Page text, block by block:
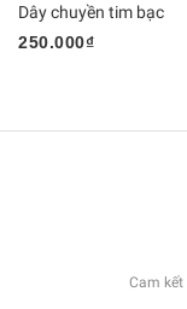
Dây chuyền tim bạc
250.000₫
Cam